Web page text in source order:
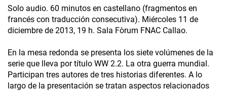
Solo audio. 60 minutos en castellano (fragmentos en
francés con traducción consecutiva). Miércoles 11 de
diciembre de 2013, 19 h. Sala Fòrum FNAC Callao.
En la mesa redonda se presenta los siete volúmenes de la
serie que lleva por título WW 2.2. La otra guerra mundial.
Participan tres autores de tres historias diferentes. A lo
largo de la presentación se tratan aspectos relacionados